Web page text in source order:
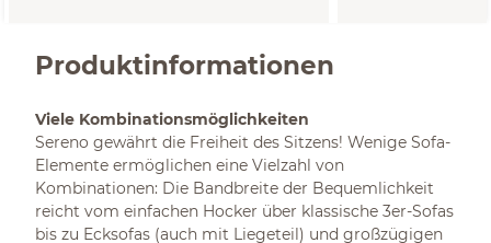
Produktinformationen
Viele Kombinationsmöglichkeiten
Sereno gewährt die Freiheit des Sitzens! Wenige Sofa-
Elemente ermöglichen eine Vielzahl von
Kombinationen: Die Bandbreite der Bequemlichkeit
reicht vom einfachen Hocker über klassische 3er-Sofas
bis zu Ecksofas (auch mit Liegeteil) und großzügigen